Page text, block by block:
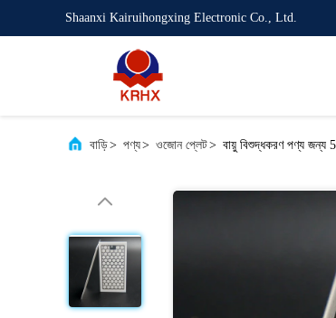
Shaanxi Kairuihongxing Electronic Co., Ltd.
বাড়ি> পণ্য> ওজোন প্লেট> বায়ু বিশুদ্ধকরণ পণ্য জন্য